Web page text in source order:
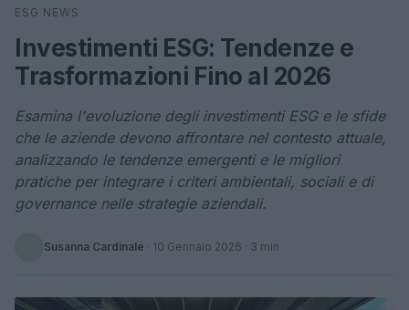
Cerca
ESG NEWS
Investimenti ESG: Tendenze e
Trasformazioni Fino al 2026
Esamina l'evoluzione degli investimenti ESG e le sfide
che le aziende devono affrontare nel contesto attuale,
analizzando le tendenze emergenti e le migliori
pratiche per integrare i criteri ambientali, sociali e di
governance nelle strategie aziendali.
Susanna Cardinale · 10 Gennaio 2026 · 3 min